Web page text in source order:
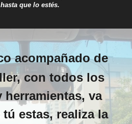
que lo estés.
acompañado de
con todos los
herramientas, va
estas, realiza la